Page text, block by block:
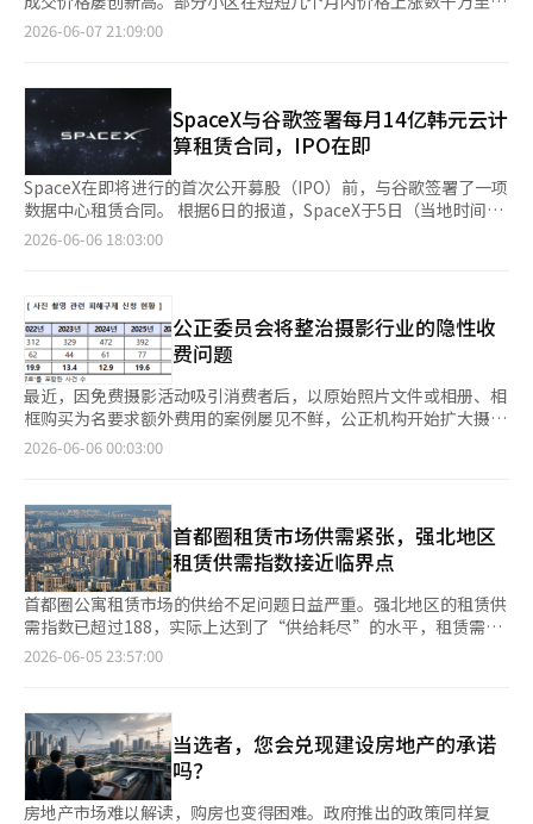
月租占比为45.9%。在一年内，首尔公寓新租赁市场的月租占比上
升了8个百分点以上。租赁房源的减少趋势也在持续。房地产大数
等实施租赁贷款监管，月租转变的速度可能会加快。租赁的减少是
房东和租户选择变化的结果。由于高利率和保证事故的担忧，租户
对保证金较大的租赁感到负担，而房东则考虑到贷款监管和税负，
倾向于选择月租或半租的趋势愈发明显。政府和金融监管机构已经
在去年9·7政策中将非居住一户住宅的租赁贷款限额缩减至2亿韩
元。如果实施进一步的监管，虽然持有租赁房产的投资需求可能会
减少，但同时也可能导致租赁供应减少和月租负担增加的情况。崔
出：“如果不是因为价格稳定，而是因为强行推动一户一住宅政策
而被迫减少，租户的损失将会更大。”他强调：“要想人为减少租
赁，必须通过供应资金转向低价月租，缓解居住成本负担的预防性
措施应当先行。”
演。 作为全球最大的AI基础设施提供商之一，谷歌向火箭公司租赁
GPU的情况，直接反映了当前全球AI计算需求的过热。 SpaceX将
于12日在纳斯达克上市，其作为AI基础设施企业的价值受到重新关
注。根据IPO文件，xAI在2025年在AI基础设施上的支出为127亿美
元，而在2026年第一季度仅投资了77亿美元。SpaceX计划以每股
135美元的价格筹集约750亿美元，如果成功，将超越沙特阿美的
IPO记录，成为历史上最大规模的IPO。SpaceX还于8日发布了第
一代轨道AI计算平台卫星‘AI1’，其设计具备最大150千瓦的计算
负载，并能够更换计算提供者。经过与xAI的合并，SpaceX实际上
转型为AI云服务提供商，向市场展示了火箭、卫星与AI的垂直整合
重组。科罗拉多州州长于5月14日签署了废除现有AI法并重新制定
的新法案(SB26-189)，实施时间重新设定为2027年1月1日。新法
废除了原有的“高风险AI系统”算法歧视禁令框架，并重新定义了
在就业、医疗、金融等“影响结果的决策”中使用的自动化决策技
术(ADMT)为监管对象。新规还保障了在消费者做出不利决策时
的“实质性人类审查权”。分析认为，xAI的诉讼及联邦法院的执
行暂停决定加速了这一修订，标志着美国州级AI监管领先模式的动
已在谷歌I/O上发布，GPT-5.6和Claude Sonnet 4.8也计划于6月
中旬同步发布。两款模型若在相近时间推出，可能会显著重塑基于
代理的生产工作负载市场的代币单价竞争。来自中国的变量也备受
关注。阿里巴巴的Qwen 3.7 Max在代理基准测试中表现出与
Claude Opus 4.7相当的性能，同时在输入单价上仅为其一半，输
出单价则为四分之一，吸引了开发者的关注。※ 本报道经人工智
能（AI）系统翻译与编辑。
住房开发商，能够减轻保证金负担，从而改善项目的可行性。 在
重建和再开发等整治项目推进过程中，所需的施工费用和项目资金
保证金折扣不仅适用于新批准的保证项目，也适用于已获得保证批
准的项目的剩余项目资金的分期保证发放。无需单独申请，自动适
用。 HUG预计，此次保证金折扣将使约400个项目和14万户家庭
受益，合计节省约1380亿韩元的保证金。 PF贷款保证的支持范围
和条件也将放宽。HUG将PF贷款保证的特例适用期限从原定的
2026年6月30日延长至2027年6月30日，并将特例新适用于此前未
适用的租赁PF项目。 分销PF保证的保证额度将从总项目费用的
50%扩大至70%。土地费用和总项目费用的先行投入要求也将放
偿还已执行的PF贷款，HUG PF贷款保证的分销率要求也将从原来
的60%以上放宽至50%以上。HUG期待这一措施与未售出安心回
购项目结合使用，将有助于改善面临未售出困难的住房开发商的财
务健康。 PF贷款保证的申请时点也将扩大。原本只能在开工前申
请，今后可在入住者招募公告批准前申请。因此，已开工的项目也
可以申请保证。 市场整治项目的保证对象也将扩大。HUG决定为
支持根据传统市场及商店街振兴特别法进行的市场整治项目的资金
项目的资金状况和实际开工条件的管理将变得愈加重要。 HUG社
长崔仁浩表示：“此次保证支持的加强和规定的修订，将为面临流
动性危机的住房开发商提供实质性的金融宽松优惠。我们将基于严
格的风险管理，预防保证事故，努力实现顺畅的住房供应和建筑市
场复苏。”※ 本报道经人工智能（AI）系统翻译与编辑。
亿韩元。因此，新政府的进一步房地产政策备受关注。李在明总统
成为政治的对象。政府真正需要解决的问题不是强南房价，而是国
民切身感受到的居住不安。 首先，必须明确居住不安的实质。如
今，国民所感受到的不安不仅仅是强南公寓价格高。年轻人逐渐失
去了拥有自己住房的希望。新婚夫妇在租房和月租的负担中苦苦挣
扎。中产阶级在子女教育和居住问题之间苦恼。退休群体则担心不
断增加的居住费用。此外，租房诈骗和租赁市场的不确定性交织在
一起，使居住不安成为国民生活中最大的负担之一。 政策应集中
于解决这一问题。 当然，这并不是说要忽视强南房价。强南房地
在一定程度上是相互关联的。 但是，将控制强南房价本身作为政
策目标是不可取的。强南房价不仅仅是简单的房价，而是教育、交
通、医疗、文化、职住近便性和社会偏好等多年来积累的结果。供
给有限，而需求却持续存在。试图仅通过税收或监管来控制这样的
市场，在过去也未能成功。 实际上，历届政府曾通过加强综合房
地产税、加重资本利得税、贷款限制、交易限制等多种政策来抑制
强南房价。某些时期取得了一定效果，但从长远来看，房价只是在
必断言所有的监管都失败了。公共租赁住房的供应扩大和对居住弱
势群体的支持政策取得了一定成效。问题在于，单纯以价格抑制为
重点的政策未能改变市场的结构性需求。 那么，解决方案是什么
呢？ 首先是稳定的供应。然而，也不能将供应扩大视为万能的解
决方案。放宽重建和再开发的监管可能在短期内刺激市场预期，导
致价格上涨，同时也可能加剧现有租户的居住不安。因此，供应的
扩大更应注重方向而非速度。应同时推进为实际需求者提供优质住
房、扩大青年和新婚夫妇的公共住房供应、增加长期租赁住房。
价格控制，而是为国民提供对未来的可预见性。 第三是解决首都
圈集中问题。事实上，韩国房地产问题的本质并非房子，而是人的
流动。由于良好的工作机会、教育、文化和医疗基础设施集中在首
尔，因此人们也纷纷涌向首尔。强南房价的上涨更接近于结果而非
原因。 在地方，人口减少和未售房屋问题严重，而首尔却担心供
2026-06-07 21:09:00
SpaceX与谷歌签署每月14亿韩元云计
算租赁合同，IPO在即
SpaceX在即将进行的首次公开募股（IPO）前，与谷歌签署了一项
数据中心租赁合同。 根据6日的报道，SpaceX于5日（当地时间）
向美国证券交易委员会（SEC）披露，与谷歌签署了一项云计算服
合同，谷歌将在2023年10月至2029年6月期间，每月支付9.2亿美
元（约合1.4万亿韩元）。合同期内的总支付额预计将达到约300亿
美元（约47万亿韩元）。 在资源扩展期内，即到今年9月，合同将
适用减免费用。如果SpaceX在9月底之前未能提供约定数量的GPU
接入，谷歌可以选择解除合同或要求费用减免。 这是SpaceX第二
次向知名人工智能（AI）公司租赁数据中心。此前，在上个月初，
SpaceX已向安特罗皮克租赁了位于田纳西州孟菲斯
的“Colossus1”数据中心，提供超过22万个GPU的计算能力。
据中心的资产价值来提升投资价值。 与安特罗皮克不同，谷歌作
为全球三大云服务提供商之一，运营着大规模的数据中心，因此
SpaceX也因此获得了向超大规模云服务商提供数据中心的企业地
位。※ 本报道经人工智能（AI）系统翻译与编辑。
2026-06-06 18:03:00
公正委员会将整治摄影行业的隐性收
费问题
最近，因免费摄影活动吸引消费者后，以原始照片文件或相册、相
框购买为名要求额外费用的案例屡见不鲜，公正机构开始扩大摄影
行业的价格信息公开。 公平交易委员会和韩国消费者协会于5日召
此次座谈会是“国家正常化项目”中的一项任务，旨在解决摄影行
业信息不对称的问题。会议旨在改善在拍摄前宣传低价或免费的情
况下，拍摄后因原始文件提供、相册、相框制作、服装租赁等理由
要求高额额外费用的惯例。 根据韩国消费者协会的数据，从2022
年到今年4月，收到的与摄影相关的消费者投诉申请总计1670件。
其中，涉及“免费摄影”的商业行为相关投诉为262件，占总数的
15.7%。 按年度统计，2022年收到62件，2023年44件，2024年
61件，去年77件。消费者协会表示，许多消费者在看到免费摄影
册。 因此，公平交易委员会和消费者协会建议行业在营业场所和
网站上公开包括基本拍摄费用、原始照片文件提供情况、相册和相
框制作费用、服装租赁费等附加选项及价格的详细价格表。 同
时，要求在拍摄前向消费者具体说明可能产生的额外费用，并在合
同阶段明确相关内容。 此外，呼吁商家遵守广告法中关于禁止不
2026-06-06 00:03:00
首都圈租赁市场供需紧张，强北地区
租赁供需指数接近临界点
首都圈公寓租赁市场的供给不足问题日益严重。强北地区的租赁供
需指数已超过188，实际上达到了“供给耗尽”的水平，租赁需求
向京畿道和仁川扩散，首都圈的租赁危机迹象愈发明显。 强北地
周的172.6相比，十周内上涨了6.7点。特别是首尔的指数为
182.0，强北地区的指数达到188.4，接近200这一完全供给耗尽的
水平。强北地区（188.4）比强南地区（176.2）高出12点以上。
租赁供需指数在0到200的范围内计算，超过100意味着“供给不
足”的回答比例较高。接近200则表示在市场上寻找租赁房源极为
2026-06-05 23:57:00
当选者，您会兑现建设房地产的承诺
吗？
房地产市场难以解读，购房也变得困难。政府推出的政策同样复